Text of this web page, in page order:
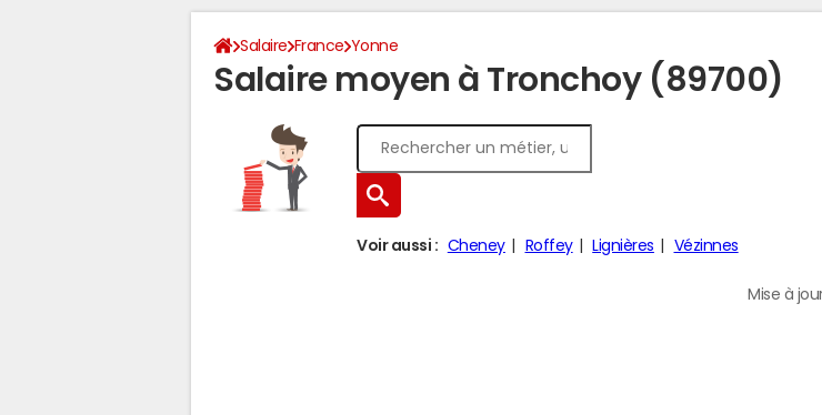
Salaire France Yonne
Salaire moyen à Tronchoy (89700)
Voir aussi : Cheney Roffey Lignières Vézinnes
Mise à